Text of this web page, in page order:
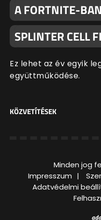
A FORTNITE-
SPLINTER CELL
Ez lehet az év egyik
együttműködése.
KÖZVETÍTÉSEK
Minden jog
Impresszum
Adatvédelmi